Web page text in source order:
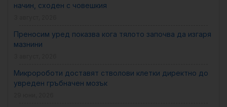
начин, сходен с човешкия
Преносим уред показва кога тялото започва да изгаря
мазнини
Микророботи доставят стволови клетки директно до
увреден гръбначен мозък